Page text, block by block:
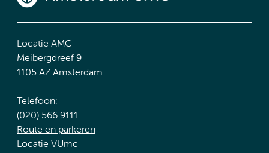
Locatie AMC
Meibergdreef 9
1105 AZ Amsterdam
Telefoon:
(020) 566 9111
Route en parkeren
Locatie VUmc